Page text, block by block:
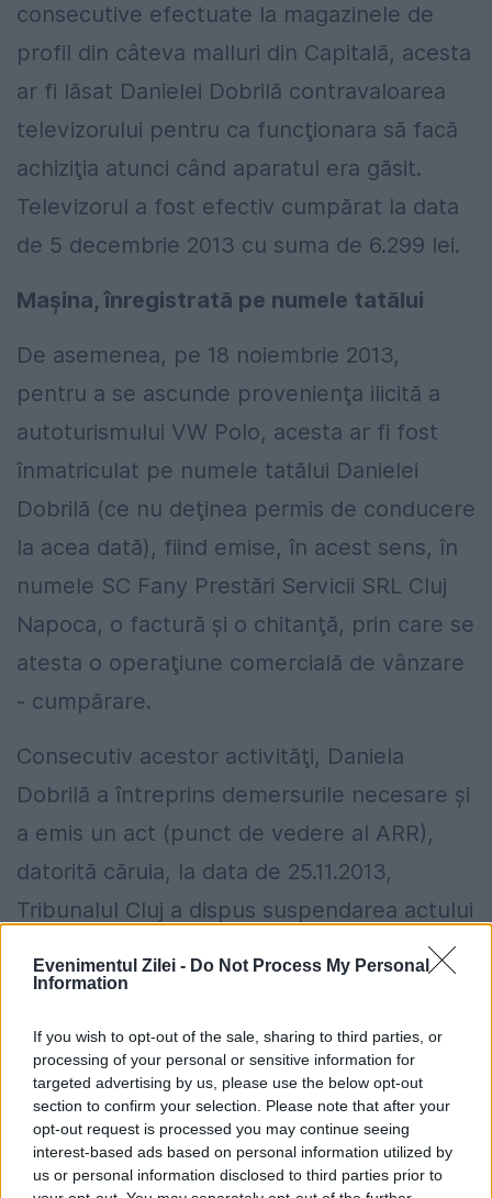
Evenimentul Zilei - Do Not Process My Personal
Information
If you wish to opt-out of the sale, sharing to third parties, or
processing of your personal or sensitive information for
targeted advertising by us, please use the below opt-out
section to confirm your selection. Please note that after your
opt-out request is processed you may continue seeing
interest-based ads based on personal information utilized by
us or personal information disclosed to third parties prior to
consecutive efectuate la magazinele de
profil din câteva malluri din Capitală, acesta
ar fi lăsat Danielei Dobrilă contravaloarea
televizorului pentru ca funcţionara să facă
achiziţia atunci când aparatul era găsit.
Televizorul a fost efectiv cumpărat la data
de 5 decembrie 2013 cu suma de 6.299 lei.
Maşina, înregistrată pe numele tatălui
De asemenea, pe 18 noiembrie 2013,
pentru a se ascunde provenienţa ilicită a
autoturismului VW Polo, acesta ar fi fost
înmatriculat pe numele tatălui Danielei
Dobrilă (ce nu deţinea permis de conducere
la acea dată), fiind emise, în acest sens, în
numele SC Fany Prestări Servicii SRL Cluj
Napoca, o factură şi o chitanţă, prin care se
atesta o operaţiune comercială de vânzare
- cumpărare.
Consecutiv acestor activităţi, Daniela
Dobrilă a întreprins demersurile necesare şi
a emis un act (punct de vedere al ARR),
datorită căruia, la data de 25.11.2013,
Tribunalul Cluj a dispus suspendarea actului
administrativ al CJ Cluj, soluţie favorabilă
SC Fany Prestări Servicii SRL. Consecinţa
directă a acestei hotărâri, urmărită de soţii
Cadar, ar fi constat în reintroducerea în
licitaţie a unor trasee de transport
persoane.